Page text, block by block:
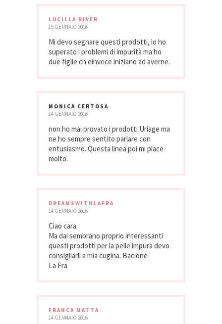
LUCILLA RIVER
15 GENNAIO 2016
Mi devo segnare questi prodotti, io ho
superato i problemi di impurità ma ho
due figlie ch einvece iniziano ad averne.
MONICA CERTOSA
14 GENNAIO 2016
non ho mai provato i prodotti Uriage ma
ne ho sempre sentito parlare con
entusiasmo. Questa linea poi mi piace
molto.
DREAMSWITHLAFRA
14 GENNAIO 2016
Ciao cara
Ma dai sembrano proprio interessanti
questi prodotti per la pelle impura devo
consigliarli a mia cugina. Bacione
La Fra
FRANCA MATTA
14 GENNAIO 2016